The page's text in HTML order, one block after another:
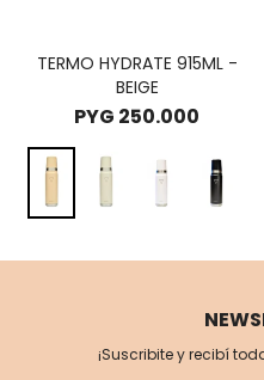
TERMO HYDRATE 915ML -
BEIGE
PYG 250.000
¡Suscribite y recibí